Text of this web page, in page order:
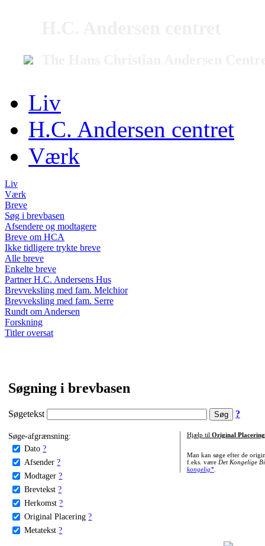
Liv
H.C. Andersen centret
Værk
Liv
Værk
Breve
Søg i brevbasen
Afsendere og modtagere
Breve om HCA
Ikke tidligere trykte breve
Alle breve
Enkelte breve
Partner H.C. Andersens Hus
Brevveksling med fam. Melchior
Brevveksling med fam. Serre
Rundt om Andersen
Forskning
Titler oversat
Søgning i brevbasen
Søgetekst ?
Søge-afgrænsning:
Dato ?
Afsender ?
Modtager ?
Brevtekst ?
Herkomst ?
Original Placering ?
Metatekst ?
Hjælp til Original Placering
Man kan søge efter de
f.eks. være Det Kongelige
kongelig*.